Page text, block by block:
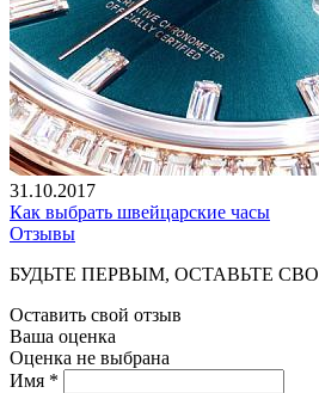
31.10.2017
Как выбрать швейцарские часы
Отзывы
БУДЬТЕ ПЕРВЫМ, ОСТАВЬТЕ
Оставить свой отзыв
Ваша оценка
Оценка не выбрана
Имя *